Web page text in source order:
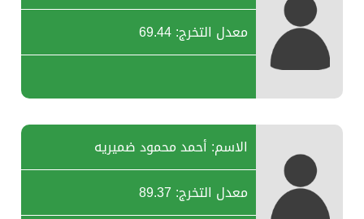
معدل التخرج: 69.44
الاسم: أحمد محمود ضميريه
معدل التخرج: 89.37